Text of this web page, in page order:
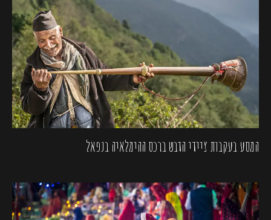
המסע בעקבות ציידי הדבש ברכס ההימלאיה בנפאל